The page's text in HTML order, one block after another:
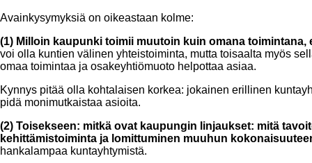
Avainkysymyksiä on oikeastaan kolme:
(1) Milloin kaupunki toimii muutoin kuin omana
voi olla kuntien välinen yhteistoiminta, mutta toisaalta myös
omaa toimintaa ja osakeyhtiömuoto helpottaa asiaa.
Kynnys pitää olla kohtalaisen korkea: jokainen erillinen
pidä monimutkaistaa asioita.
(2) Toisekseen: mitkä ovat kaupungin linjaukset: mitä
kehittämistoiminta ja lomittuminen muuhun
hankalampaa kuntayhtymistä.